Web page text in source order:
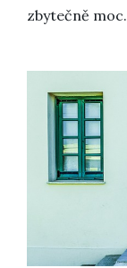
zbytečně moc.